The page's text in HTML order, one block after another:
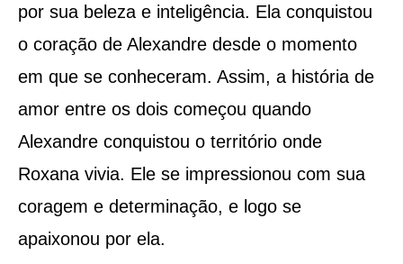
por sua beleza e inteligência. Ela conquistou
o coração de Alexandre desde o momento
em que se conheceram. Assim, a história de
amor entre os dois começou quando
Alexandre conquistou o território onde
Roxana vivia. Ele se impressionou com sua
coragem e determinação, e logo se
apaixonou por ela.